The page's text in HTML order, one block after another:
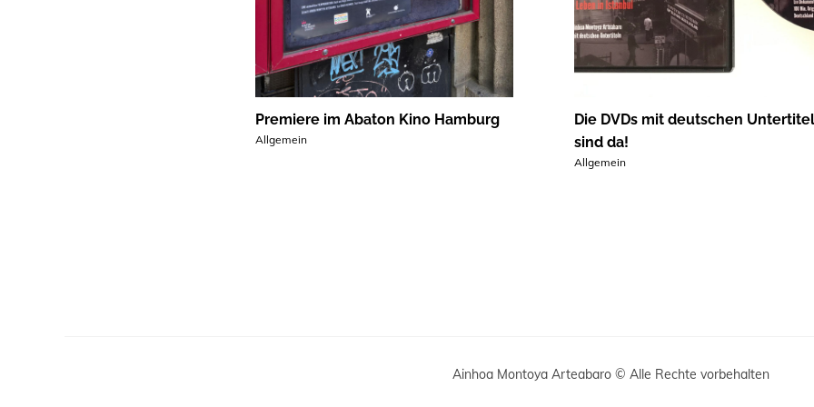
Premiere im Abaton Kino Hamburg
Allgemein
Die DVDs mit deutschen
sind da!
Allgemein
Ainhoa Montoya Arteabaro © Alle Rechte vorbehalten